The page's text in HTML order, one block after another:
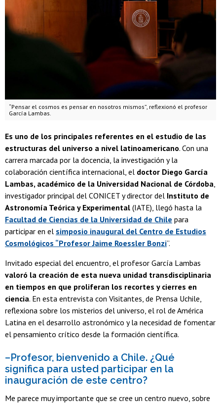
“Pensar el cosmos es pensar en nosotros mismos”, reflexionó el profesor
García Lambas.
Es uno de los principales referentes en el estudio de las
estructuras del universo a nivel latinoamericano. Con una
carrera marcada por la docencia, la investigación y la
colaboración científica internacional, el doctor Diego García
Lambas, académico de la Universidad Nacional de Córdoba,
investigador principal del CONICET y director del Instituto de
Astronomía Teórica y Experimental (IATE), llegó hasta la
Facultad de Ciencias de la Universidad de Chile para
participar en el simposio inaugural del Centro de Estudios
Cosmológicos “Profesor Jaime Roessler Bonzi”.
Invitado especial del encuentro, el profesor García Lambas
valoró la creación de esta nueva unidad transdisciplinaria
en tiempos en que proliferan los recortes y cierres en
ciencia. En esta entrevista con Visitantes, de Prensa Uchile,
reflexiona sobre los misterios del universo, el rol de América
Latina en el desarrollo astronómico y la necesidad de fomentar
el pensamiento crítico desde la formación científica.
–Profesor, bienvenido a Chile. ¿Qué
significa para usted participar en la
inauguración de este centro?
Me parece muy importante que se cree un centro nuevo, sobre